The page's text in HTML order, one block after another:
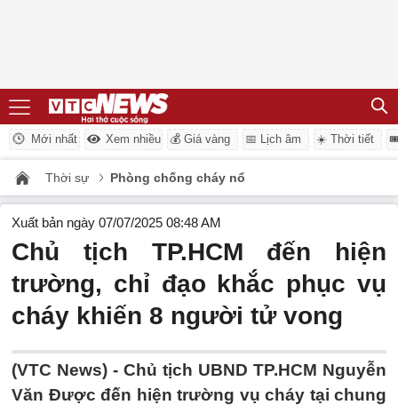
Mới nhất Xem nhiều 💰 Giá vàng 📅 Lịch âm ☀️ Thời tiết
Thời sự Phòng chống cháy nổ
Xuất bản ngày 07/07/2025 08:48 AM
Chủ tịch TP.HCM đến hiện
trường, chỉ đạo khắc phục vụ
cháy khiến 8 người tử vong
(VTC News) - Chủ tịch UBND TP.HCM Nguyễn
Văn Được đến hiện trường vụ cháy tại chung